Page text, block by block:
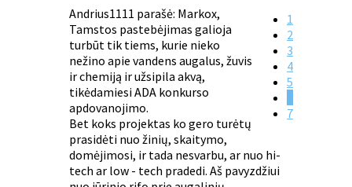
1
2
3
4
5
7
Andrius1111 parašė: Markox,
Tamstos pastebėjimas galioja
turbūt tik tiems, kurie nieko
nežino apie vandens augalus, žuvis
ir chemiją ir užsipila akvą,
tikėdamiesi ADA konkurso
apdovanojimo.
Bet koks projektas ko gero turėtų
prasidėti nuo žinių, skaitymo,
domėjimosi, ir tada nesvarbu, ar nuo hi-
tech ar low - tech pradedi. Aš pavyzdžiui